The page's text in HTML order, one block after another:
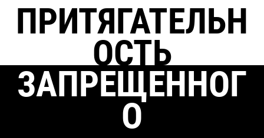
ПРИТЯГАТЕЛЬН
ОСТЬ
ЗАПРЕЩЕННОГ
О